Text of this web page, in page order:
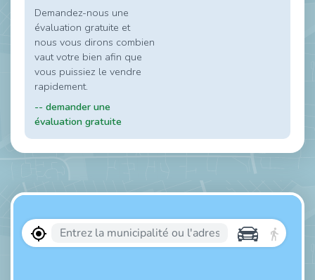
Demandez-nous une
évaluation gratuite et
nous vous dirons combien
vaut votre bien afin que
vous puissiez le vendre
rapidement.
-- demander une
évaluation gratuite